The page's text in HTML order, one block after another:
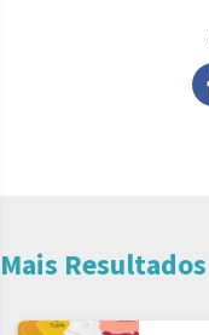
Mais Resultados